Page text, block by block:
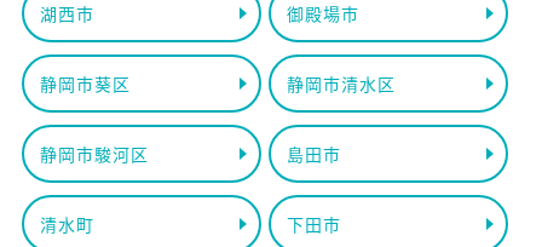
湖西市 御殿場市
静岡市葵区 静岡市清水区
静岡市駿河区 島田市
清水町 下田市